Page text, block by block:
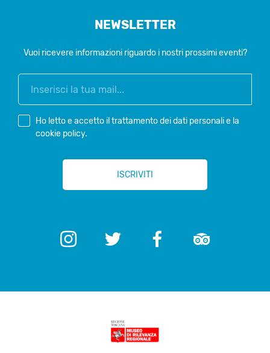
NEWSLETTER
Vuoi ricevere informazioni riguardo i nostri prossimi eventi?
Ho letto e accetto iltrattamento dei dati personalie la
cookie policy.
ISCRIVITI